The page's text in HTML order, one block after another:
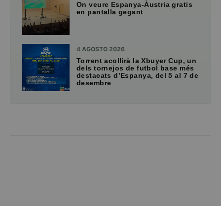
On veure Espanya-Àustria gratis
en pantalla gegant
4 AGOSTO 2026
Torrent acollirà la Xbuyer Cup, un
dels tornejos de futbol base més
destacats d’Espanya, del 5 al 7 de
desembre